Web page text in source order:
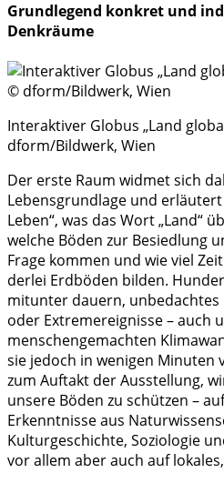
Grundlegend konkret und
Denkräume
Interaktiver Globus „Land
dform/Bildwerk, Wien
Der erste Raum widmet sich
Lebensgrundlage und
Leben“, was das Wort „Land“
welche Böden zur Besiedlung
Frage kommen und wie viel
derlei Erdböden bilden.
mitunter dauern, unbedachtes
oder Extremereignisse – auch
menschengemachten
sie jedoch in wenigen Minuten
zum Auftakt der Ausstellung,
unsere Böden zu schützen –
Erkenntnisse aus
Kulturgeschichte, Soziologie
vor allem aber auch auf